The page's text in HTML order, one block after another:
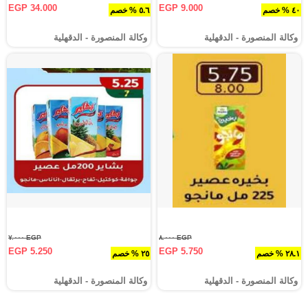
٤٠ % خصم EGP 9.000
وكالة المنصورة - الدقهلية‎
٥.٦ % خصم EGP 34.000
وكالة المنصورة - الدقهلية‎
٢٨.١ % خصم
EGP ٨.٠٠٠
EGP 5.750
وكالة المنصورة - الدقهلية‎
٢٥ % خصم
EGP ٧.٠٠٠
EGP 5.250
وكالة المنصورة - الدقهلية‎